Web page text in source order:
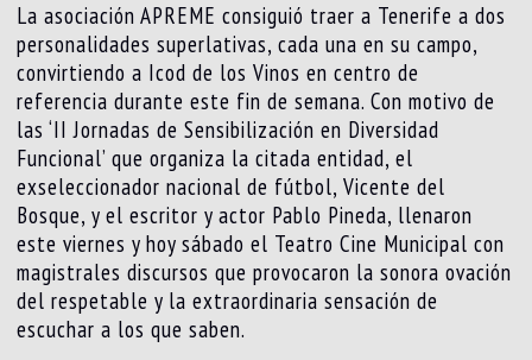
La asociación APREME consiguió traer a Tenerife a dos
personalidades superlativas, cada una en su campo,
convirtiendo a Icod de los Vinos en centro de
referencia durante este fin de semana. Con motivo de
las ‘II Jornadas de Sensibilización en Diversidad
Funcional’ que organiza la citada entidad, el
exseleccionador nacional de fútbol, Vicente del
Bosque, y el escritor y actor Pablo Pineda, llenaron
este viernes y hoy sábado el Teatro Cine Municipal con
magistrales discursos que provocaron la sonora ovación
del respetable y la extraordinaria sensación de
escuchar a los que saben.